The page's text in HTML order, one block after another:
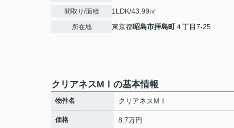
間取り/面積 1LDK/43.99㎡
所在地 東京都昭島市拝島町４丁目7-25
クリアネスMⅠの基本情報
物件名 クリアネスMⅠ
価格 8.7万円